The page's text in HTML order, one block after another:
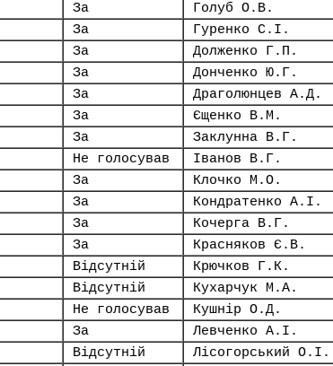
За Голуб О.В.
За Гуренко С.І.
За Долженко Г.П.
За Донченко Ю.Г.
За Драголюнцев А.Д.
За Єщенко В.М.
За Заклунна В.Г.
Не голосував Іванов В.Г.
За Клочко М.О.
За Кондратенко А.І.
За Кочерга В.Г.
За Красняков Є.В.
Відсутній Крючков Г.К.
Відсутній Кухарчук М.А.
Не голосував Кушнір О.Д.
За Левченко А.І.
Відсутній Лісогорський О.І.